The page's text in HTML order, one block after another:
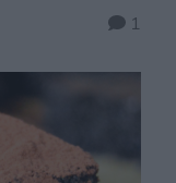
gott!Här
2 dl
1